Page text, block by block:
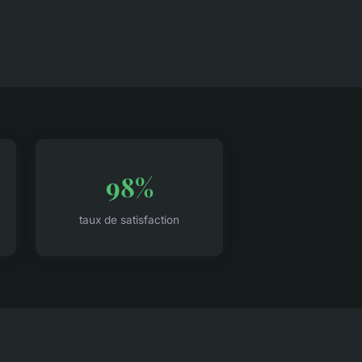
98%
taux de satisfaction